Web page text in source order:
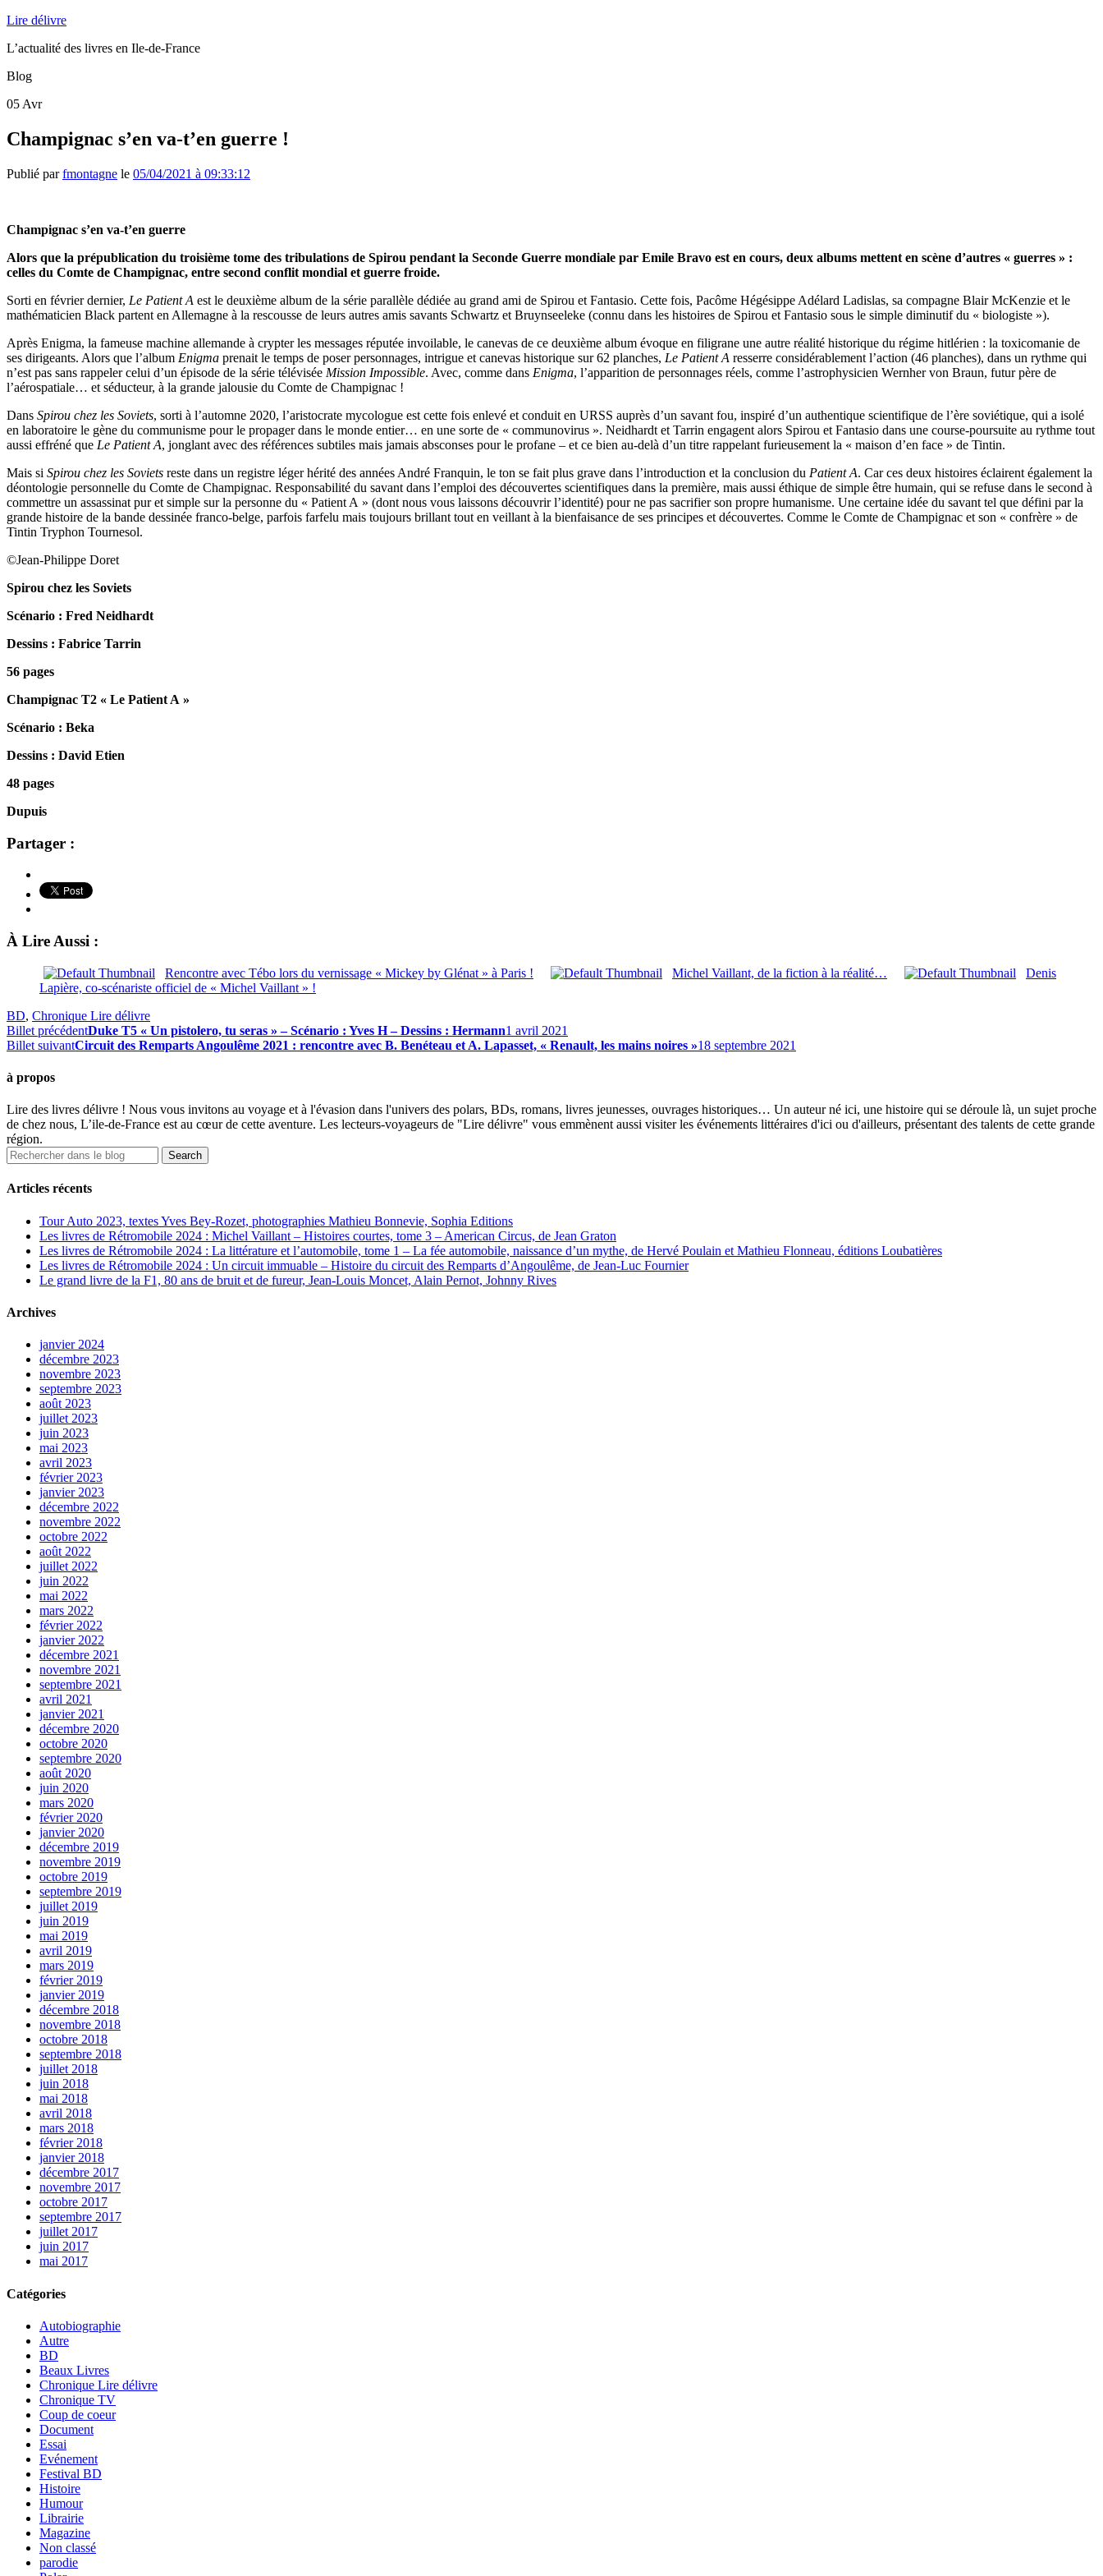
Lire délivre
L’actualité des livres en Ile-de-France
Blog
05 Avr
Champignac s’en va-t’en guerre !
Publié parfmontagne le 05/04/2021 à 09:33:12
Champignac s’en va-t’en guerre
Alors que la prépublication du troisième tome des tribulations de Spirou pendant la Seconde Guerre mondiale par Emile Bravo est en cours, deux albums mettent en scène d’autres « guerres » :
celles du Comte de Champignac, entre second conflit mondial et guerre froide.
Sorti en février dernier, Le Patient A est le deuxième album de la série parallèle dédiée au grand ami de Spirou et Fantasio. Cette fois, Pacôme Hégésippe Adélard Ladislas, sa compagne Blair McKenzie et le
mathématicien Black partent en Allemagne à la rescousse de leurs autres amis savants Schwartz et Bruynseeleke (connu dans les histoires de Spirou et Fantasio sous le simple diminutif du « biologiste »).
Après Enigma, la fameuse machine allemande à crypter les messages réputée invoilable, le canevas de ce deuxième album évoque en filigrane une autre réalité historique du régime hitlérien : la toxicomanie de
ses dirigeants. Alors que l’album Enigma prenait le temps de poser personnages, intrigue et canevas historique sur 62 planches, Le Patient A resserre considérablement l’action (46 planches), dans un rythme qui
n’est pas sans rappeler celui d’un épisode de la série télévisée Mission Impossible. Avec, comme dans Enigma, l’apparition de personnages réels, comme l’astrophysicien Wernher von Braun, futur père de
l’aérospatiale… et séducteur, à la grande jalousie du Comte de Champignac !
Dans Spirou chez les Soviets, sorti à l’automne 2020, l’aristocrate mycologue est cette fois enlevé et conduit en URSS auprès d’un savant fou, inspiré d’un authentique scientifique de l’ère soviétique, qui a isolé
en laboratoire le gène du communisme pour le propager dans le monde entier… en une sorte de « communovirus ». Neidhardt et Tarrin engagent alors Spirou et Fantasio dans une course-poursuite au rythme tout
aussi effréné que Le Patient A, jonglant avec des références subtiles mais jamais absconses pour le profane – et ce bien au-delà d’un titre rappelant furieusement la « maison d’en face » de Tintin.
Mais si Spirou chez les Soviets reste dans un registre léger hérité des années André Franquin, le ton se fait plus grave dans l’introduction et la conclusion du Patient A. Car ces deux histoires éclairent également la
déontologie personnelle du Comte de Champignac. Responsabilité du savant dans l’emploi des découvertes scientifiques dans la première, mais aussi éthique de simple être humain, qui se refuse dans le second à
commettre un assassinat pur et simple sur la personne du « Patient A » (dont nous vous laissons découvrir l’identité) pour ne pas sacrifier son propre humanisme. Une certaine idée du savant tel que défini par la
grande histoire de la bande dessinée franco-belge, parfois farfelu mais toujours brillant tout en veillant à la bienfaisance de ses principes et découvertes. Comme le Comte de Champignac et son « confrère » de
Tintin Tryphon Tournesol.
©Jean-Philippe Doret
Spirou chez les Soviets
Scénario : Fred Neidhardt
Dessins : Fabrice Tarrin
56 pages
Champignac T2 « Le Patient A »
Scénario : Beka
Dessins : David Etien
48 pages
Dupuis
Partager :
À Lire Aussi :
Rencontre avec Tébo lors du vernissage « Mickey by Glénat » à Paris ! Michel Vaillant, de la fiction à la réalité…
Denis
Lapière, co-scénariste officiel de « Michel Vaillant » !
BD, Chronique Lire délivre
Billet précédentDuke T5 « Un pistolero, tu seras » – Scénario : Yves H – Dessins : Hermann1 avril 2021
Billet suivantCircuit des Remparts Angoulême 2021 : rencontre avec B. Benéteau et A. Lapasset, « Renault, les mains noires »18 septembre 2021
à propos
Lire des livres délivre ! Nous vous invitons au voyage et à l'évasion dans l'univers des polars, BDs, romans, livres jeunesses, ouvrages historiques… Un auteur né ici, une histoire qui se déroule là, un sujet proche
de chez nous, L’ile-de-France est au cœur de cette aventure. Les lecteurs-voyageurs de "Lire délivre" vous emmènent aussi visiter les événements littéraires d'ici ou d'ailleurs, présentant des talents de cette grande
région.
Articles récents
Tour Auto 2023, textes Yves Bey-Rozet, photographies Mathieu Bonnevie, Sophia Editions
Les livres de Rétromobile 2024 : Michel Vaillant – Histoires courtes, tome 3 – American Circus, de Jean Graton
Les livres de Rétromobile 2024 : La littérature et l’automobile, tome 1 – La fée automobile, naissance d’un mythe, de Hervé Poulain et Mathieu Flonneau, éditions Loubatières
Les livres de Rétromobile 2024 : Un circuit immuable – Histoire du circuit des Remparts d’Angoulême, de Jean-Luc Fournier
Le grand livre de la F1, 80 ans de bruit et de fureur, Jean-Louis Moncet, Alain Pernot, Johnny Rives
Archives
janvier 2024
décembre 2023
novembre 2023
septembre 2023
août 2023
juillet 2023
juin 2023
mai 2023
avril 2023
février 2023
janvier 2023
décembre 2022
novembre 2022
octobre 2022
août 2022
juillet 2022
juin 2022
mai 2022
mars 2022
février 2022
janvier 2022
décembre 2021
novembre 2021
septembre 2021
avril 2021
janvier 2021
décembre 2020
octobre 2020
septembre 2020
août 2020
juin 2020
mars 2020
février 2020
janvier 2020
décembre 2019
novembre 2019
octobre 2019
septembre 2019
juillet 2019
juin 2019
mai 2019
avril 2019
mars 2019
février 2019
janvier 2019
décembre 2018
novembre 2018
octobre 2018
septembre 2018
juillet 2018
juin 2018
mai 2018
avril 2018
mars 2018
février 2018
janvier 2018
décembre 2017
novembre 2017
octobre 2017
septembre 2017
juillet 2017
juin 2017
mai 2017
Catégories
Autobiographie
Autre
BD
Beaux Livres
Chronique Lire délivre
Chronique TV
Coup de coeur
Document
Essai
Evénement
Festival BD
Histoire
Humour
Librairie
Magazine
Non classé
parodie